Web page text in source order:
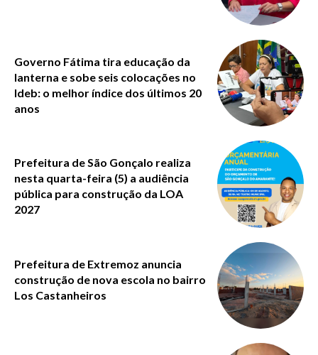
Governo Fátima tira educação da
lanterna e sobe seis colocações no
Ideb: o melhor índice dos últimos 20
anos
Prefeitura de São Gonçalo realiza
nesta quarta-feira (5) a audiência
pública para construção da LOA
2027
Prefeitura de Extremoz anuncia
construção de nova escola no bairro
Los Castanheiros